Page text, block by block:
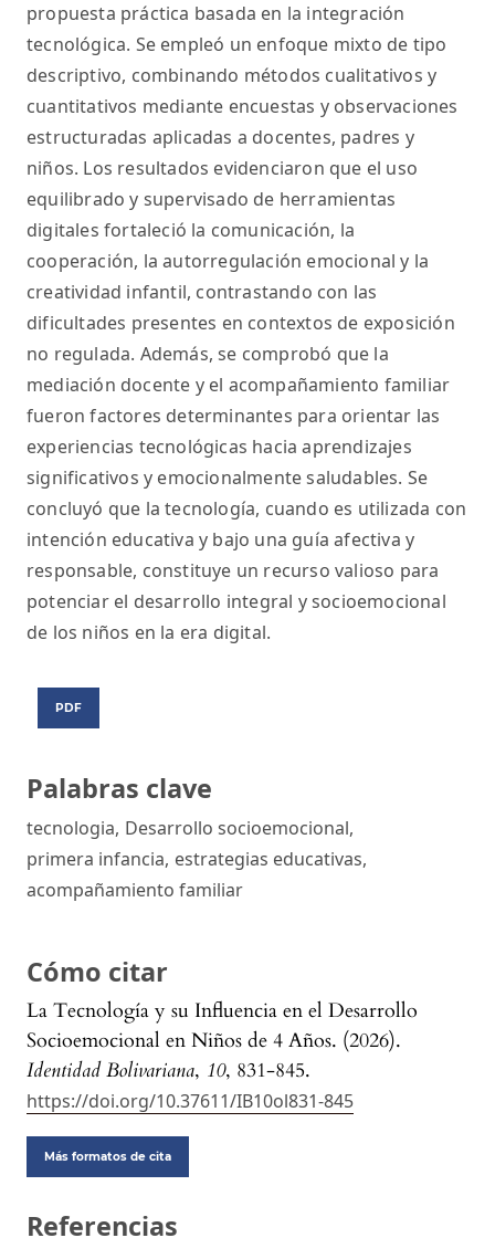
Palabras clave
tecnologia, Desarrollo socioemocional,
primera infancia, estrategias educativas,
acompañamiento familiar
Cómo citar
La Tecnología y su Influencia en el Desarrollo
Socioemocional en Niños de 4 Años. (2026).
Identidad Bolivariana, 10, 831-845.
https://doi.org/10.37611/IB10ol831-845
Más formatos de cita
propuesta práctica basada en la integración
tecnológica. Se empleó un enfoque mixto de tipo
descriptivo, combinando métodos cualitativos y
cuantitativos mediante encuestas y observaciones
estructuradas aplicadas a docentes, padres y
niños. Los resultados evidenciaron que el uso
equilibrado y supervisado de herramientas
digitales fortaleció la comunicación, la
cooperación, la autorregulación emocional y la
creatividad infantil, contrastando con las
dificultades presentes en contextos de exposición
no regulada. Además, se comprobó que la
mediación docente y el acompañamiento familiar
fueron factores determinantes para orientar las
experiencias tecnológicas hacia aprendizajes
significativos y emocionalmente saludables. Se
concluyó que la tecnología, cuando es utilizada con
intención educativa y bajo una guía afectiva y
responsable, constituye un recurso valioso para
potenciar el desarrollo integral y socioemocional
de los niños en la era digital.
PDF
Referencias